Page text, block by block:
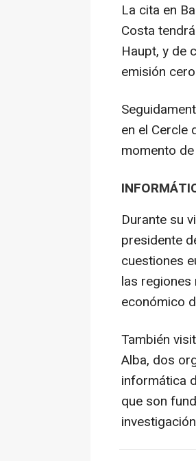
La cita en
Costa
Haupt, y de
emisión
en el Cercle
momento
Durante su
presidente
cuestiones
las
económico
También
Alba, dos
informática
que son